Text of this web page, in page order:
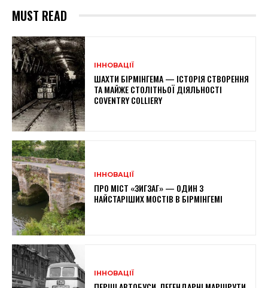
MUST READ
ІННОВАЦІЇ
ШАХТИ БІРМІНГЕМА — ІСТОРІЯ СТВОРЕННЯ
ТА МАЙЖЕ СТОЛІТНЬОЇ ДІЯЛЬНОСТІ
COVENTRY COLLIERY
ІННОВАЦІЇ
ПРО МІСТ «ЗИГЗАГ» — ОДИН З
НАЙСТАРІШИХ МОСТІВ В БІРМІНГЕМІ
ІННОВАЦІЇ